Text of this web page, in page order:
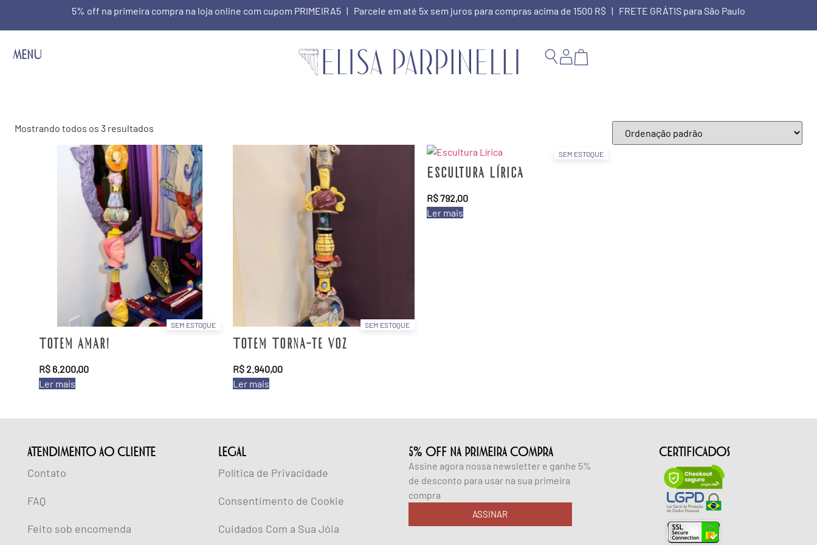
5% off na primeira compra na loja online com cupom PRIMEIRA5 | Parcele em até 5x sem juros para compras acima de 1500 R$ | FRETE GRÁTIS para São Paulo
MENU
Mostrando todos os 3 resultados
SEM ESTOQUE
Totem Amar!
R$ 6.200,00
Ler mais
SEM ESTOQUE
Totem Torna-te Voz
R$ 2.940,00
Ler mais
SEM ESTOQUE
Escultura Lírica
R$792,00
Ler mais
ATENDIMENTO AO CLIENTE
Contato
FAQ
Feito sob encomenda
lEGAL
Política de Privacidade
Consentimento de Cookie
Cuidados Com a Sua Jóia
5% OFF NA PRIMEIRA COMPRA
Assine agora nossa newsletter e ganhe 5%
de desconto para usar na sua primeira
compra
ASSINAR
CERTIFICADOS